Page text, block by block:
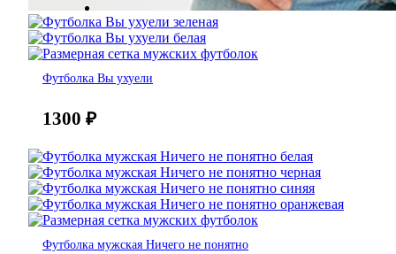
Футболка Вы ухуели
1300 ₽
Футболка мужская Ничего не понятно